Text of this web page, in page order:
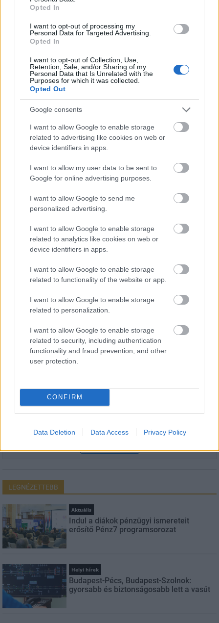
Opted In
I want to opt-out of processing my
Personal Data for Targeted Advertising.
Opted In
I want to opt-out of Collection, Use,
Retention, Sale, and/or Sharing of my
Personal Data that Is Unrelated with the
Purposes for which it was collected.
Opted Out
Google consents
I want to allow Google to enable storage
related to advertising like cookies on web or
device identifiers in apps.
I want to allow my user data to be sent to
Google for online advertising purposes.
I want to allow Google to send me
personalized advertising.
I want to allow Google to enable storage
related to analytics like cookies on web or
device identifiers in apps.
I want to allow Google to enable storage
related to functionality of the website or app.
I want to allow Google to enable storage
related to personalization.
I want to allow Google to enable storage
related to security, including authentication
functionality and fraud prevention, and other
user protection.
CONFIRM
Data Deletion Data Access Privacy Policy
Történelmi táj, amelynek minden köve mesél –
megújul a tatai Angolkert
A projekt részeként megújulnak a területen található
Várkanyarban álló Nepomuki Szent János híd és szobor is.
M1 bővítés: már zajlik a teljesen új
Új gyalogosátkelők és jelzőlámpás
csomópont épül Angyalföldön
Hódmezővásárhely jó hírű református
iskoláját
Látványos építési szakasz indult be a
Flórián téri felüljárón
Feliratkozom a hírlevélre és elfogadom azadatvédelmi
LEGNÉZETTEBB
Aktuális
Indul a diákok pénzügyi ismereteit
erősítő Pénz7 programsorozat
Helyi hírek
Budapest-Pécs, Budapest-Szolnok:
gyorsabb és biztonságosabb lett a vasút